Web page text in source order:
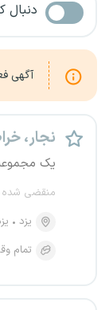
دنبال
آگهی
نجار،
یک
منقضی شده
یزد
تمام